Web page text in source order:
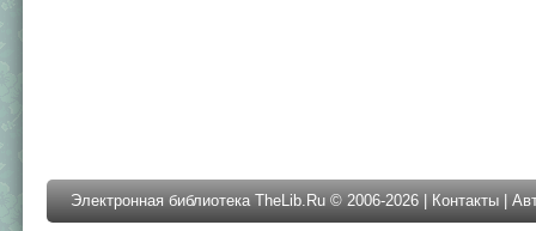
Электронная библиотека TheLib.Ru © 2006-2026 | Контакты |